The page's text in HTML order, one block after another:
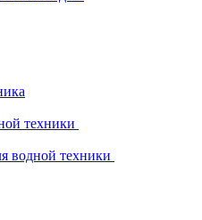
техники
водной техники